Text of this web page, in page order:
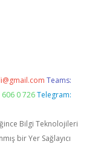
Teams:
0 726 Telegram:
Bilgi Teknolojileri
bir Yer Sağlayıcı